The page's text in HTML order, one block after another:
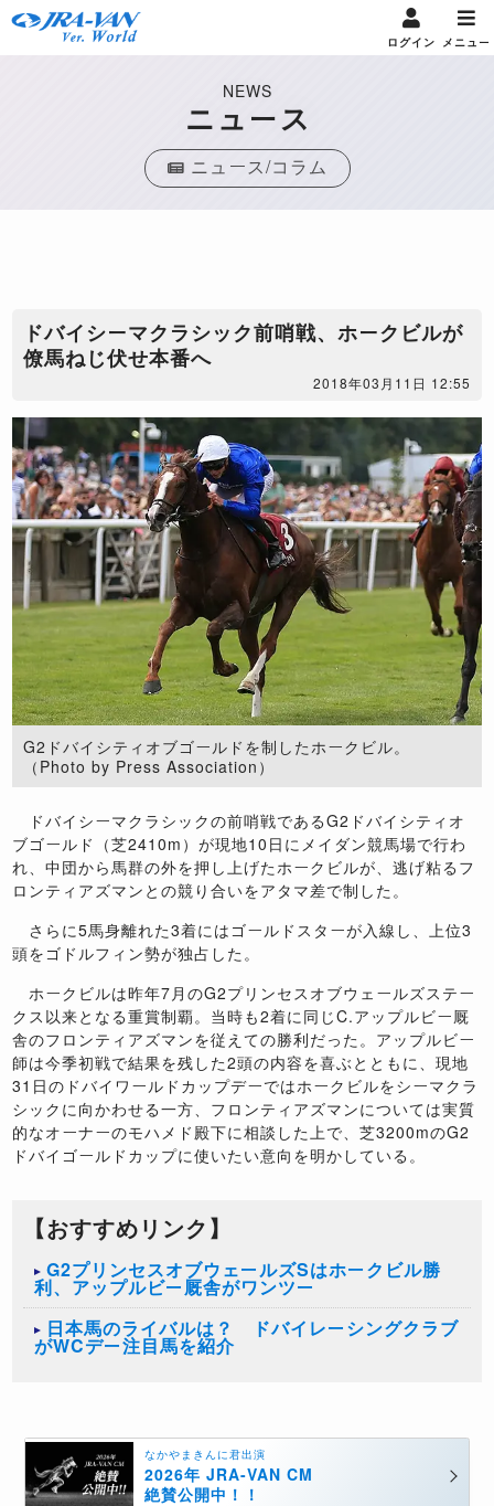
ログイン メニュー
NEWS
ニュース
ニュース/コラム
ドバイシーマクラシック前哨戦、ホークビルが
僚馬ねじ伏せ本番へ
2018年03月11日 12:55
G2ドバイシティオブゴールドを制したホークビル。
（Photo by Press Association）
ドバイシーマクラシックの前哨戦であるG2ドバイシティオ
ブゴールド（芝2410m）が現地10日にメイダン競馬場で行わ
れ、中団から馬群の外を押し上げたホークビルが、逃げ粘るフ
ロンティアズマンとの競り合いをアタマ差で制した。
さらに5馬身離れた3着にはゴールドスターが入線し、上位3
頭をゴドルフィン勢が独占した。
ホークビルは昨年7月のG2プリンセスオブウェールズステー
クス以来となる重賞制覇。当時も2着に同じC.アップルビー厩
舎のフロンティアズマンを従えての勝利だった。アップルビー
師は今季初戦で結果を残した2頭の内容を喜ぶとともに、現地
31日のドバイワールドカップデーではホークビルをシーマクラ
シックに向かわせる一方、フロンティアズマンについては実質
的なオーナーのモハメド殿下に相談した上で、芝3200mのG2
ドバイゴールドカップに使いたい意向を明かしている。
【おすすめリンク】
G2プリンセスオブウェールズSはホークビル勝
利、アップルビー厩舎がワンツー
日本馬のライバルは？ ドバイレーシングクラブ
がWCデー注目馬を紹介
なかやまきんに君出演
2026年 JRA-VAN CM
絶賛公開中！！